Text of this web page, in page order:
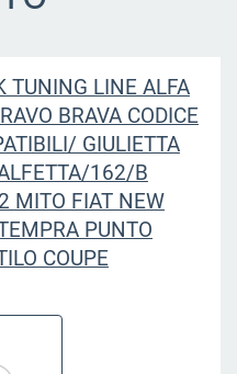
TUNING LINE ALFA
BRAVA CODICE
GIULIETTA
162/B
MITO FIAT NEW
PUNTO
COUPE